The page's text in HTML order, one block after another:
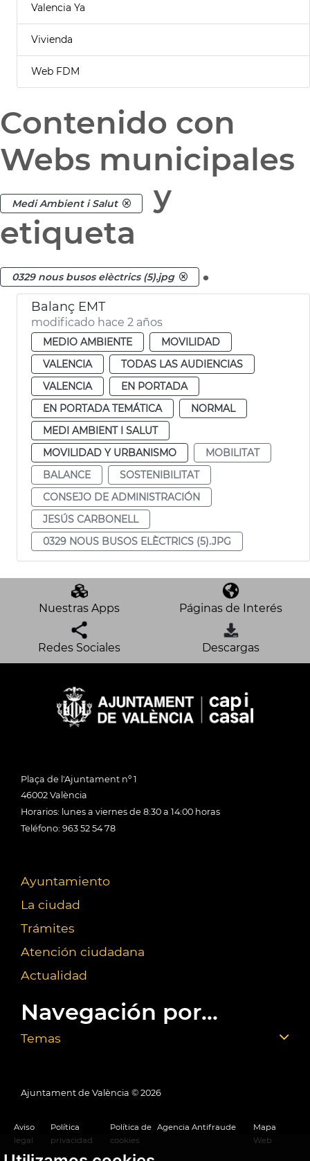
Valencia Ya
Vivienda
Web FDM
Contenido con
Webs municipales
Medi Ambient i Salut
y
etiqueta
0329 nous busos elèctrics (5).jpg .
Balanç EMT
modificado hace 2 años
MEDIO AMBIENTE
MOVILIDAD
VALENCIA
TODAS LAS AUDIENCIAS
VALENCIA
EN PORTADA
EN PORTADA TEMÁTICA
NORMAL
MEDI AMBIENT I SALUT
MOVILIDAD Y URBANISMO
MOBILITAT
BALANCE
SOSTENIBILITAT
CONSEJO DE ADMINISTRACIÓN
JESÚS CARBONELL
0329 NOUS BUSOS ELÈCTRICS (5).JPG
Nuestras Apps Páginas de Interés
Redes Sociales Descargas
Plaça de l'Ajuntament nº 1
46002 València
Horarios: lunes a viernes de 8:30 a 14:00 horas
Teléfono: 963 52 54 78
Ayuntamiento
La ciudad
Trámites
Atención ciudadana
Actualidad
Navegación por...
Temas
Ajuntament de València © 2026
Aviso
legal
Política
privacidad
Política de
cookies
Agencia Antifraude
Mapa
Web